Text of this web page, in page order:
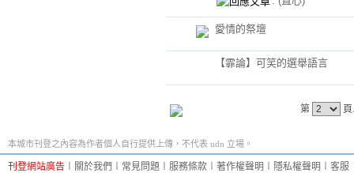
愛情的祭壇
【霏論】可笑的選舉語言
第
本城市刊登之內容為作者個人自行提供上傳，不代表 udn 立場。
刊登網站廣告 關於我們 常見問題 服務條款 著作權聲明 隱私權聲明 客服